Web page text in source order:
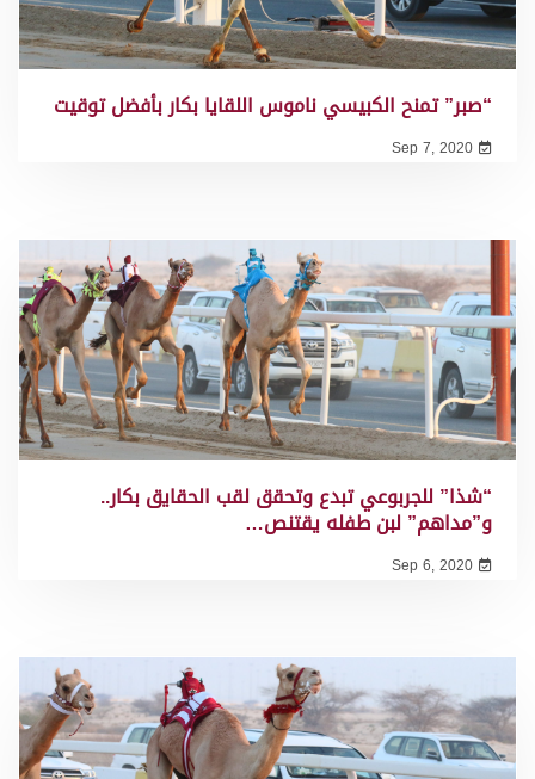
“صبر” تمنح الكبيسي ناموس اللقايا بكار بأفضل توقيت
Sep 7, 2020
“شذا” للجربوعي تبدع وتحقق لقب الحقايق بكار..
و”مداهم” لبن طفله يقتنص…
Sep 6, 2020